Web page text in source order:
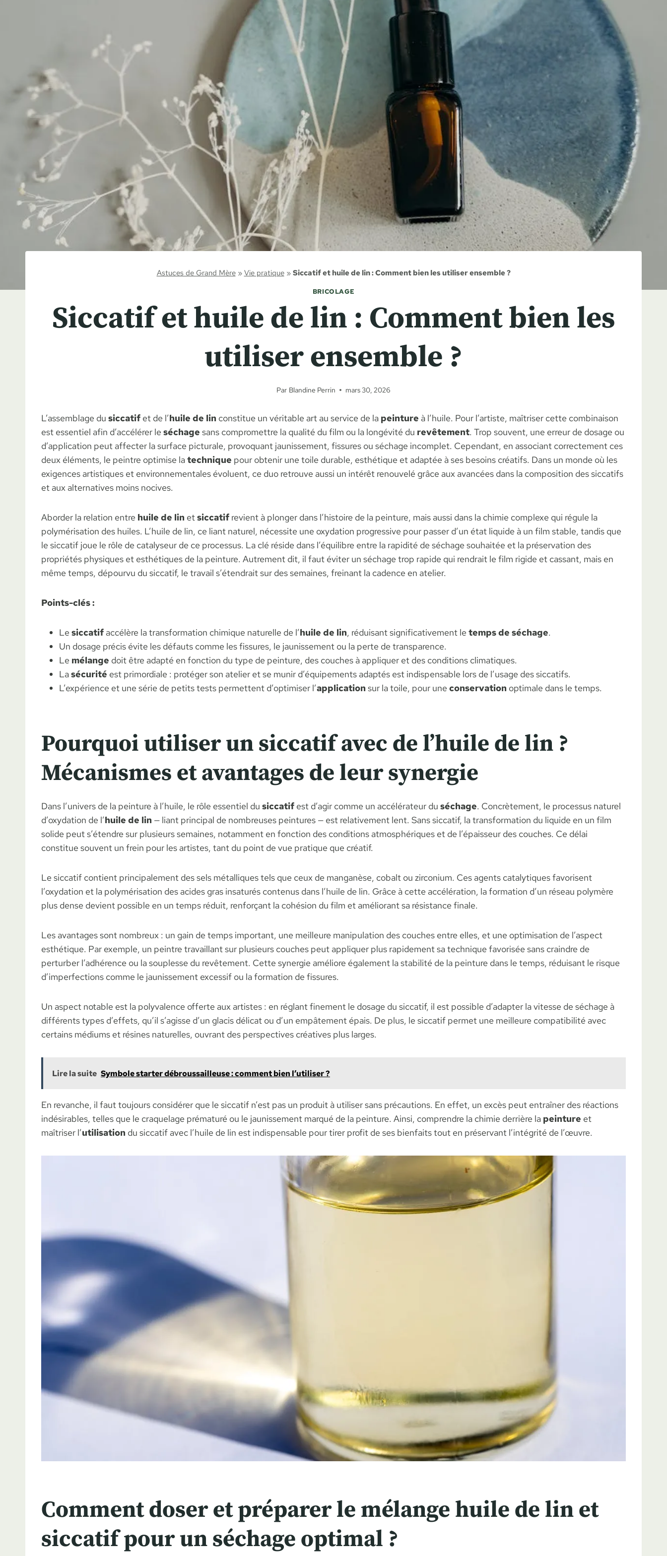
Astuces de Grand Mère»Vie pratique»Siccatif et huile de lin : Comment bien les utiliser ensemble ?
BRICOLAGE
Siccatif et huile de lin : Comment bien les
utiliser ensemble ?
Par Blandine Perrin mars 30, 2026
L’assemblage du siccatif et de l’huile de lin constitue un véritable art au service de la peinture à l’huile. Pour l’artiste, maîtriser cette combinaison
est essentiel afin d’accélérer le séchage sans compromettre la qualité du film ou la longévité du revêtement. Trop souvent, une erreur de dosage ou
d’application peut affecter la surface picturale, provoquant jaunissement, fissures ou séchage incomplet. Cependant, en associant correctement ces
deux éléments, le peintre optimise latechnique pour obtenir une toile durable, esthétique et adaptée à ses besoins créatifs. Dans un monde où les
exigences artistiques et environnementales évoluent, ce duo retrouve aussi un intérêt renouvelé grâce aux avancées dans la composition des siccatifs
et aux alternatives moins nocives.
Aborder la relation entre huile de lin etsiccatif revient à plonger dans l’histoire de la peinture, mais aussi dans la chimie complexe qui régule la
polymérisation des huiles. L’huile de lin, ce liant naturel, nécessite une oxydation progressive pour passer d’un état liquide à un film stable, tandis que
le siccatif joue le rôle de catalyseur de ce processus. La clé réside dans l’équilibre entre la rapidité de séchage souhaitée et la préservation des
propriétés physiques et esthétiques de la peinture. Autrement dit, il faut éviter un séchage trop rapide qui rendrait le film rigide et cassant, mais en
même temps, dépourvu du siccatif, le travail s’étendrait sur des semaines, freinant la cadence en atelier.
Points-clés :
Le siccatif accélère la transformation chimique naturelle de l’huile de lin, réduisant significativement le temps de séchage.
Un dosage précis évite les défauts comme les fissures, le jaunissement ou la perte de transparence.
Le mélange doit être adapté en fonction du type de peinture, des couches à appliquer et des conditions climatiques.
Lasécurité est primordiale : protéger son atelier et se munir d’équipements adaptés est indispensable lors de l’usage des siccatifs.
L’expérience et une série de petits tests permettent d’optimiser l’application sur la toile, pour une conservation optimale dans le temps.
Pourquoi utiliser un siccatif avec de l’huile de lin ?
Mécanismes et avantages de leur synergie
Dans l’univers de la peinture à l’huile, le rôle essentiel du siccatif est d’agir comme un accélérateur du séchage. Concrètement, le processus naturel
d’oxydation de l’huile de lin — liant principal de nombreuses peintures — est relativement lent. Sans siccatif, la transformation du liquide en un film
solide peut s’étendre sur plusieurs semaines, notamment en fonction des conditions atmosphériques et de l’épaisseur des couches. Ce délai
constitue souvent un frein pour les artistes, tant du point de vue pratique que créatif.
Le siccatif contient principalement des sels métalliques tels que ceux de manganèse, cobalt ou zirconium. Ces agents catalytiques favorisent
l’oxydation et la polymérisation des acides gras insaturés contenus dans l’huile de lin. Grâce à cette accélération, la formation d’un réseau polymère
plus dense devient possible en un temps réduit, renforçant la cohésion du film et améliorant sa résistance finale.
Les avantages sont nombreux : un gain de temps important, une meilleure manipulation des couches entre elles, et une optimisation de l’aspect
esthétique. Par exemple, un peintre travaillant sur plusieurs couches peut appliquer plus rapidement sa technique favorisée sans craindre de
perturber l’adhérence ou la souplesse du revêtement. Cette synergie améliore également la stabilité de la peinture dans le temps, réduisant le risque
d’imperfections comme le jaunissement excessif ou la formation de fissures.
Un aspect notable est la polyvalence offerte aux artistes : en réglant finement le dosage du siccatif, il est possible d’adapter la vitesse de séchage à
différents types d’effets, qu’il s’agisse d’un glacis délicat ou d’un empâtement épais. De plus, le siccatif permet une meilleure compatibilité avec
certains médiums et résines naturelles, ouvrant des perspectives créatives plus larges.
Lire la suite Symbole starter débroussailleuse : comment bien l’utiliser ?
En revanche, il faut toujours considérer que le siccatif n’est pas un produit à utiliser sans précautions. En effet, un excès peut entraîner des réactions
indésirables, telles que le craquelage prématuré ou le jaunissement marqué de la peinture. Ainsi, comprendre la chimie derrière la peinture et
maîtriser l’utilisation du siccatif avec l’huile de lin est indispensable pour tirer profit de ses bienfaits tout en préservant l’intégrité de l’œuvre.
Comment doser et préparer le mélange huile de lin et
siccatif pour un séchage optimal ?